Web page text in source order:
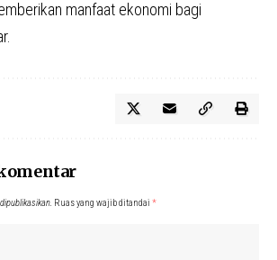
manfaat ekonomi bagi
Ruas yang wajib ditandai *